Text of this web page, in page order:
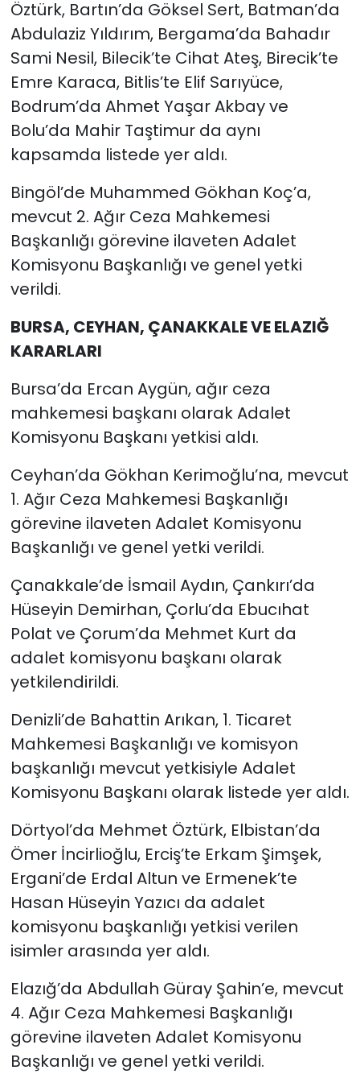
Öztürk, Bartın’da Göksel Sert, Batman’da
Abdulaziz Yıldırım, Bergama’da Bahadır
Sami Nesil, Bilecik’te Cihat Ateş, Birecik’te
Emre Karaca, Bitlis’te Elif Sarıyüce,
Bodrum’da Ahmet Yaşar Akbay ve
Bolu’da Mahir Taştimur da aynı
kapsamda listede yer aldı.
Bingöl’de Muhammed Gökhan Koç’a,
mevcut 2. Ağır Ceza Mahkemesi
Başkanlığı görevine ilaveten Adalet
Komisyonu Başkanlığı ve genel yetki
verildi.
BURSA, CEYHAN, ÇANAKKALE VE ELAZIĞ
KARARLARI
Bursa’da Ercan Aygün, ağır ceza
mahkemesi başkanı olarak Adalet
Komisyonu Başkanı yetkisi aldı.
Ceyhan’da Gökhan Kerimoğlu’na, mevcut
1. Ağır Ceza Mahkemesi Başkanlığı
görevine ilaveten Adalet Komisyonu
Başkanlığı ve genel yetki verildi.
Çanakkale’de İsmail Aydın, Çankırı’da
Hüseyin Demirhan, Çorlu’da Ebucıhat
Polat ve Çorum’da Mehmet Kurt da
adalet komisyonu başkanı olarak
yetkilendirildi.
Denizli’de Bahattin Arıkan, 1. Ticaret
Mahkemesi Başkanlığı ve komisyon
başkanlığı mevcut yetkisiyle Adalet
Komisyonu Başkanı olarak listede yer aldı.
Dörtyol’da Mehmet Öztürk, Elbistan’da
Ömer İncirlioğlu, Erciş’te Erkam Şimşek,
Ergani’de Erdal Altun ve Ermenek’te
Hasan Hüseyin Yazıcı da adalet
komisyonu başkanlığı yetkisi verilen
isimler arasında yer aldı.
Elazığ’da Abdullah Güray Şahin’e, mevcut
4. Ağır Ceza Mahkemesi Başkanlığı
görevine ilaveten Adalet Komisyonu
Başkanlığı ve genel yetki verildi.